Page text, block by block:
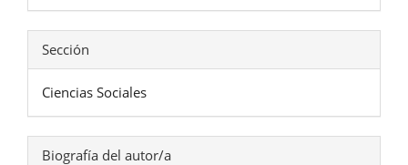
Sección
Ciencias Sociales
Biografía del autor/a